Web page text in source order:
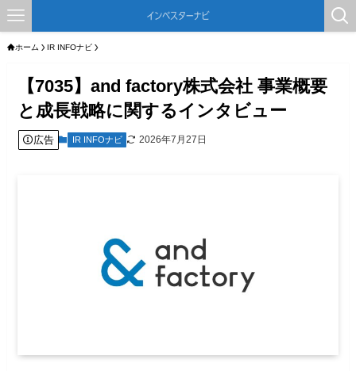
ホーム IR INFOナビ
【7035】and factory株式会社 事業概要
と成長戦略に関するインタビュー
広告 IR INFOナビ 2026年7月27日